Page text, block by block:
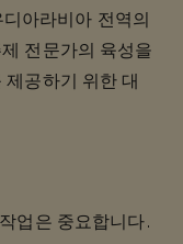
아라비아 전역의
전문가의 육성을
공하기 위한 대
업은 중요합니다.